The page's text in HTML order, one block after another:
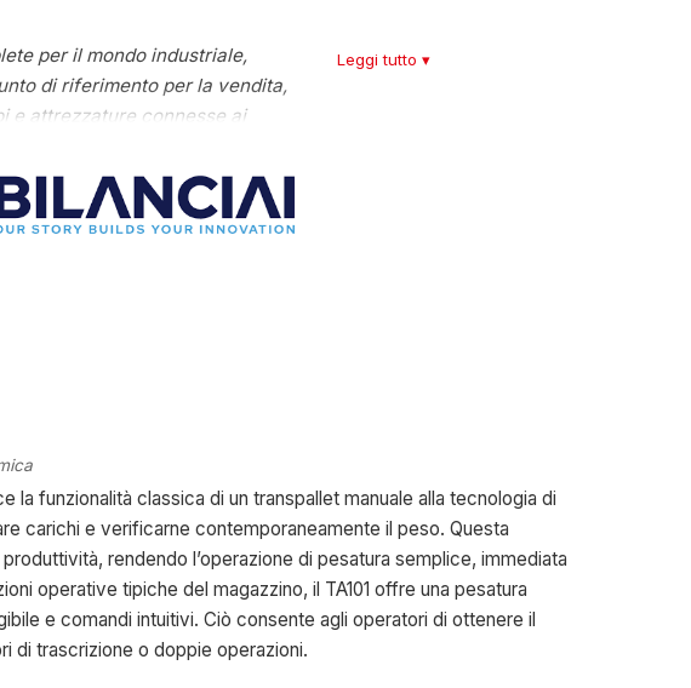
per il mondo industriale,
di riferimento per la vendita,
e attrezzature connesse ai
Leggi tutto ▾
la funzionalità classica di un transpallet manuale alla tecnologia di
carichi e verificarne contemporaneamente il peso. Questa
rendendo l’operazione di pesatura semplice, immediata
operative tipiche del magazzino, il TA101 offre una pesatura
e comandi intuitivi. Ciò consente agli operatori di ottenere il
di trascrizione o doppie operazioni.